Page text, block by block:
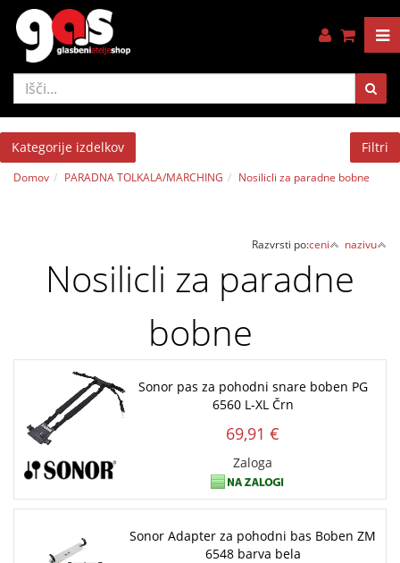
Kategorije izdelkov Filtri
Domov PARADNA TOLKALA/MARCHING Nosilicli za paradne bobne
Razvrsti po:ceni nazivu
Nosilicli za paradne
bobne
Sonor pas za pohodni snare boben PG
6560 L-XL Črn
69,91 €
Zaloga
Sonor Adapter za pohodni bas Boben ZM
6548 barva bela